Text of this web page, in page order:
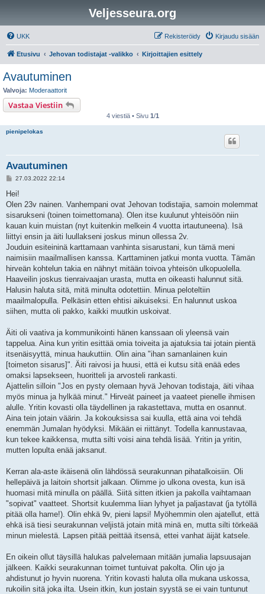
Veljesseura.org
UKK Kirjaudu sisään
Rekisteröidy
Etusivu Jehovan todistajat -valikko Kirjoittajien esittely
Avautuminen
Valvoja: Moderaattorit
Vastaa Viestiin
4 viestiä • Sivu 1/1
pienipelokas
Avautuminen
V
e
t
i
27.03.2022 22:14
Hei!
Olen 23v nainen. Vanhempani ovat Jehovan todistajia, samoin molemmat
sisarukseni (toinen toimettomana). Olen itse kuulunut yhteisöön niin
kauan kuin muistan (nyt kuitenkin melkein 4 vuotta irtautuneena). Isä
liittyi ensin ja äiti luullakseni joskus minun ollessa 2v.
Jouduin esiteininä karttamaan vanhinta sisarustani, kun tämä meni
naimisiin maailmallisen kanssa. Karttaminen jatkui monta vuotta. Tämän
hirveän kohtelun takia en nähnyt mitään toivoa yhteisön ulkopuolella.
Haaveilin joskus tienraivaajan urasta, mutta en oikeasti halunnut sitä.
Halusin haluta sitä, mitä minulta odotettiin. Minua peloteltiin
maailmalopulla. Pelkäsin etten ehtisi aikuiseksi. En halunnut uskoa
siihen, mutta oli pakko, kaikki muutkin uskoivat.
Äiti oli vaativa ja kommunikointi hänen kanssaan oli yleensä vain
tappelua. Aina kun yritin esittää omia toiveita ja ajatuksia tai jotain pientä
itsenäisyyttä, minua haukuttiin. Olin aina "ihan samanlainen kuin
[toimeton sisarus]". Äiti raivosi ja huusi, että ei kutsu sitä enää edes
omaksi lapsekseen, huoritteli ja arvosteli rankasti.
Ajattelin silloin "Jos en pysty olemaan hyvä Jehovan todistaja, äiti vihaa
myös minua ja hylkää minut." Hirveät paineet ja vaateet pienelle ihmisen
alulle. Yritin kovasti olla täydellinen ja rakastettava, mutta en osannut.
Aina tein jotain väärin. Ja kokouksissa sai kuulla, että aina voi tehdä
enemmän Jumalan hyödyksi. Mikään ei riittänyt. Todella kannustavaa,
kun tekee kaikkensa, mutta silti voisi aina tehdä lisää. Yritin ja yritin,
mutten lopulta enää jaksanut.
Kerran ala-aste ikäisenä olin lähdössä seurakunnan pihatalkoisiin. Oli
hellepäivä ja laitoin shortsit jalkaan. Olimme jo ulkona ovesta, kun isä
huomasi mitä minulla on päällä. Siitä sitten itkien ja pakolla vaihtamaan
"sopivat" vaatteet. Shortsit kuulemma liian lyhyet ja paljastavat (ja tytöllä
pitää olla hame!). Olin ehkä 9v, pieni lapsi! Myöhemmin olen ajatellut, että
ehkä isä tiesi seurakunnan veljistä jotain mitä minä en, mutta silti törkeää
minun mielestä. Lapsen pitää peittää itsensä, ettei vanhat äijät katsele.
En oikein ollut täysillä halukas palvelemaan mitään jumalia lapsuusajan
jälkeen. Kaikki seurakunnan toimet tuntuivat pakolta. Olin ujo ja
ahdistunut jo hyvin nuorena. Yritin kovasti haluta olla mukana uskossa,
rukoilin sitä joka ilta. Usein itkin, kun jostain syystä se ei vain tuntunut